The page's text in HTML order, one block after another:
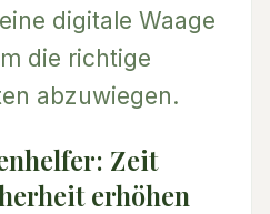
digitale Waage
die richtige
abzuwiegen.
Zeit
erhöhen